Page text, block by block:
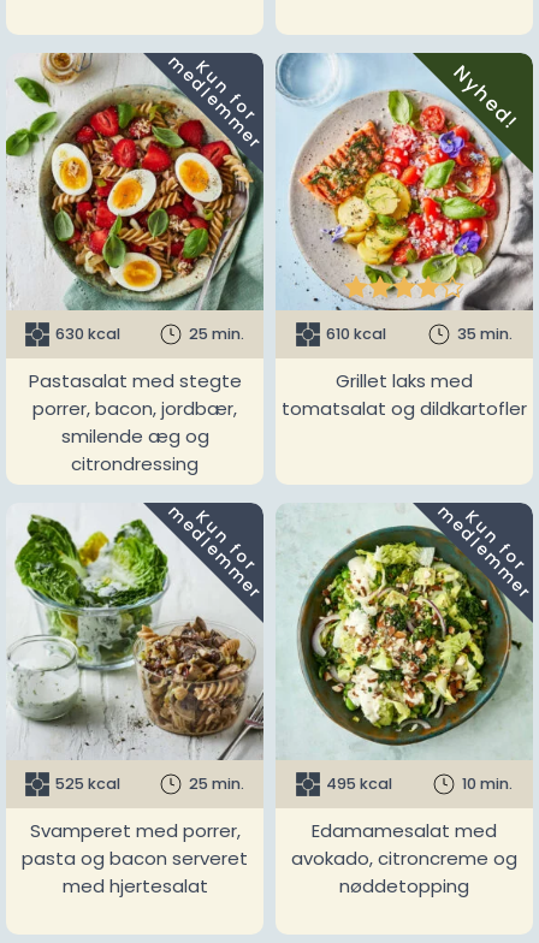
K
u
n
f
o
r
m
e
d
l
e
m
m
e
r
630 kcal 25 min.
Pastasalat med stegte
porrer, bacon, jordbær,
smilende æg og
citrondressing
Nyhed!

610 kcal 35 min.
Grillet laks med
tomatsalat og dildkartofler
K
u
n
f
o
r
m
e
d
l
e
m
m
e
r
525 kcal 25 min.
Svamperet med porrer,
pasta og bacon serveret
med hjertesalat
K
u
n
f
o
r
m
e
d
l
e
m
m
e
r
495 kcal 10 min.
Edamamesalat med
avokado, citroncreme og
nøddetopping